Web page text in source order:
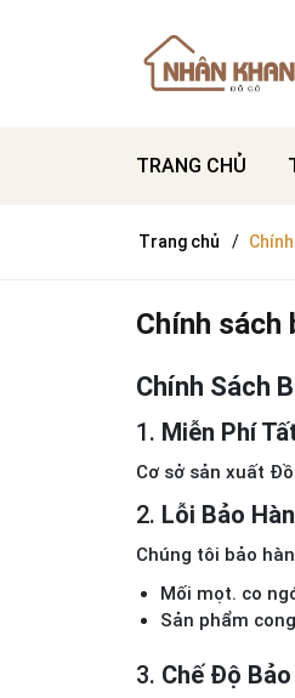
TRANG CHỦ
Trang chủ
Chính sách
Chính Sách
1. Miễn Phí
Cơ sở sản xuất
2. Lỗi Bảo
Chúng tôi bảo
Mối mọt. co
Sản phẩm
3. Chế Độ